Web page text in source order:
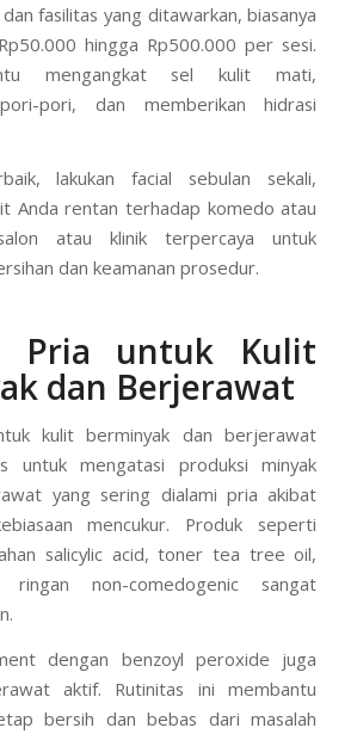
fasilitas yang ditawarkan, biasanya
hingga Rp500.000 per sesi.
mengangkat sel kulit mati,
pori, dan memberikan hidrasi
lakukan facial sebulan sekali,
Anda rentan terhadap komedo atau
atau klinik terpercaya untuk
dan keamanan prosedur.
Pria untuk Kulit
dan Berjerawat
kulit berminyak dan berjerawat
untuk mengatasi produksi minyak
yang sering dialami pria akibat
mencukur. Produk seperti
salicylic acid, toner tea tree oil,
non-comedogenic sangat
dengan benzoyl peroxide juga
aktif. Rutinitas ini membantu
bersih dan bebas dari masalah